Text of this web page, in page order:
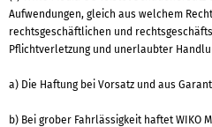
Aufwendungen, gleich aus welchem
rechtsgeschäftlichen und
Pflichtverletzung und unerlaubter
a) Die Haftung bei Vorsatz und aus
b) Bei grober Fahrlässigkeit haftet WIKO